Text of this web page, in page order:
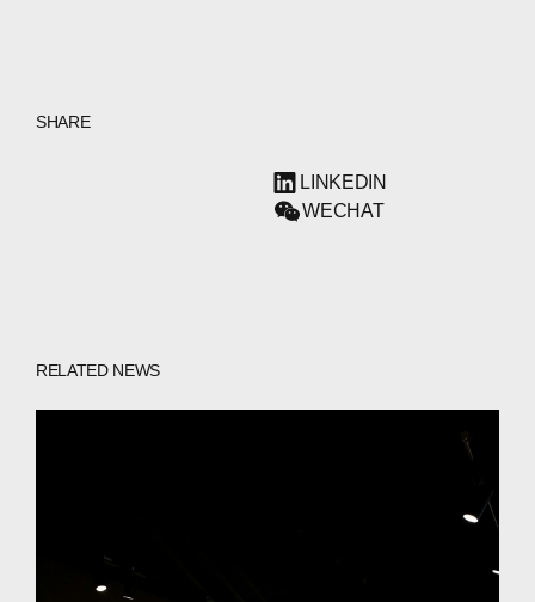
SHARE
LINKEDIN
WECHAT
RELATED NEWS